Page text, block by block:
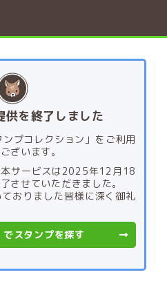
供を終了しました
ンプコレクション」をご利用
ざいます。
本サービスは2025年12月18
させていただきました。
おりました皆様に深く御礼
スタンプを探す